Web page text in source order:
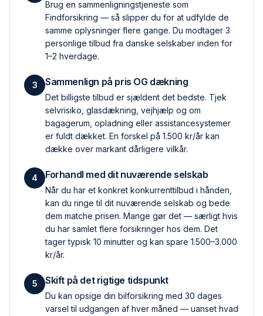
Brug en sammenlignings­tjeneste som
Findforsikring — så slipper du for at udfylde de
samme oplysninger flere gange. Du modtager 3
personlige tilbud fra danske selskaber inden for
1–2 hverdage.
3 Sammenlign på pris OG dækning
Det billigste tilbud er sjældent det bedste. Tjek
selvrisiko, glas­dækning, vejhjælp og om
bagagerum, opladning eller assistance­systemer
er fuldt dækket. En forskel på 1.500 kr/år kan
dække over markant dårligere vilkår.
4 Forhandl med dit nuværende selskab
Når du har et konkret konkurrent­tilbud i hånden,
kan du ringe til dit nuværende selskab og bede
dem matche prisen. Mange gør det — særligt hvis
du har samlet flere forsikringer hos dem. Det
tager typisk 10 minutter og kan spare 1.500–3.000
kr/år.
5 Skift på det rigtige tidspunkt
Du kan opsige din bilforsikring med 30 dages
varsel til udgangen af hver måned — uanset hvad